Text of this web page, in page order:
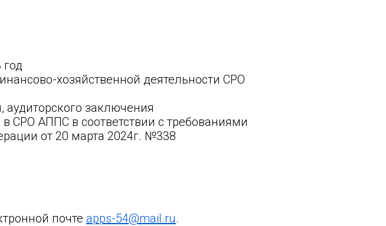
хозяйственной деятельности СРО
аудиторского заключения
СРО АППС в соответствии с требованиями
от 20 марта 2024г. №338
почте apps-54@mail.ru.